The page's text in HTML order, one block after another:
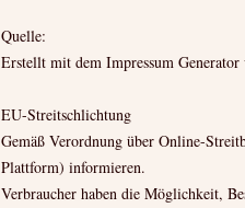
Quelle:
Erstellt mit dem Impressum
EU-Streitschlichtung
Gemäß Verordnung über Online-
Plattform) informieren.
Verbraucher haben die Möglichkeit,